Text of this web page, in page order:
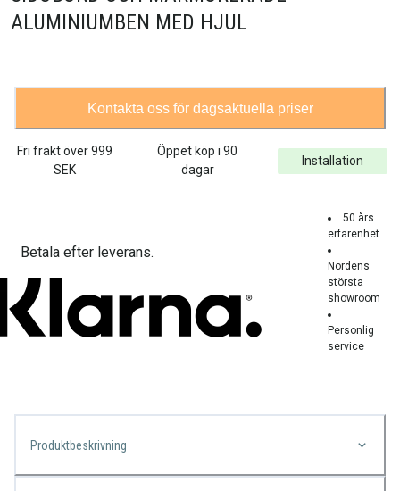
ALUMINIUMBEN MED HJUL
Kontakta oss för dagsaktuella priser
Fri frakt över999
SEK
Öppet köp i 90
dagar
Installation
Betala efter leverans.
50 års
erfarenhet
Nordens
största
showroom
Personlig
service
Produktbeskrivning